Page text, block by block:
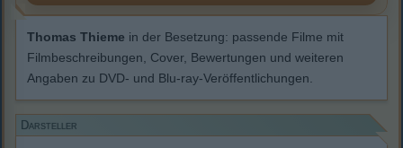
Thomas Thieme in der Besetzung: passende Filme mit
Filmbeschreibungen, Cover, Bewertungen und weiteren
Angaben zu DVD- und Blu-ray-Veröffentlichungen.
Darsteller